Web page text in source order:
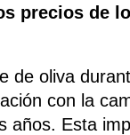
precios de
de oliva
con la
años. Esta